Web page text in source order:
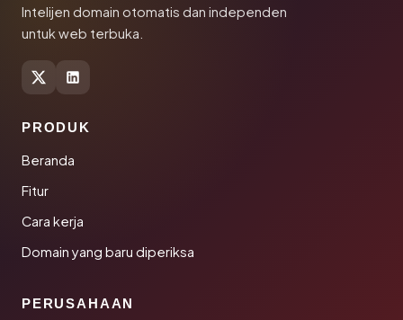
Intelijen domain otomatis dan independen
untuk web terbuka.
PRODUK
Beranda
Fitur
Cara kerja
Domain yang baru diperiksa
PERUSAHAAN